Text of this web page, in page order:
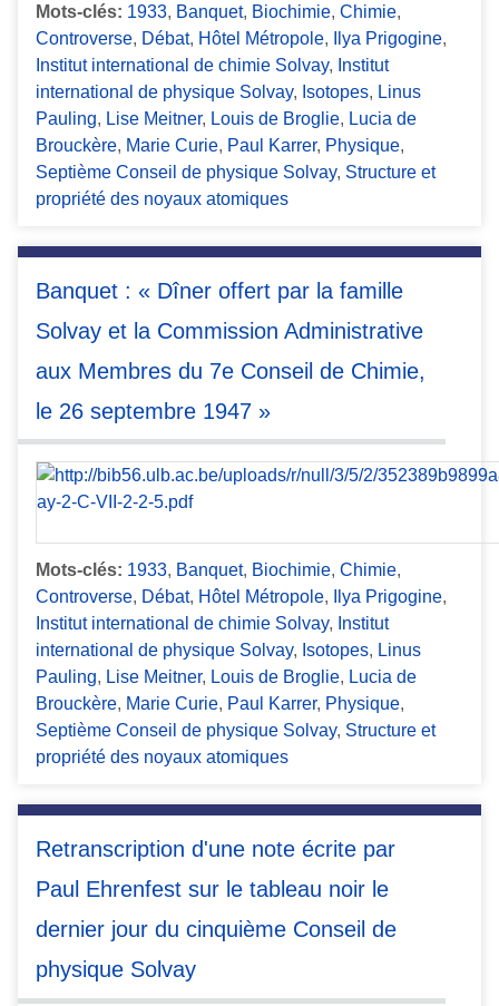
Mots-clés: 1933, Banquet, Biochimie, Chimie,
Controverse, Débat, Hôtel Métropole, Ilya Prigogine,
Institut international de chimie Solvay, Institut
international de physique Solvay, Isotopes, Linus
Pauling, Lise Meitner, Louis de Broglie, Lucia de
Brouckère, Marie Curie, Paul Karrer, Physique,
Septième Conseil de physique Solvay, Structure et
propriété des noyaux atomiques
Banquet : « Dîner offert par la famille
Solvay et la Commission Administrative
aux Membres du 7e Conseil de Chimie,
le 26 septembre 1947 »
Mots-clés: 1933, Banquet, Biochimie, Chimie,
Controverse, Débat, Hôtel Métropole, Ilya Prigogine,
Institut international de chimie Solvay, Institut
international de physique Solvay, Isotopes, Linus
Pauling, Lise Meitner, Louis de Broglie, Lucia de
Brouckère, Marie Curie, Paul Karrer, Physique,
Septième Conseil de physique Solvay, Structure et
propriété des noyaux atomiques
Retranscription d'une note écrite par
Paul Ehrenfest sur le tableau noir le
dernier jour du cinquième Conseil de
physique Solvay